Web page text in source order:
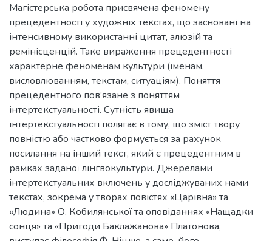
Магістерська робота присвячена феномену
прецедентності у художніх текстах, що засновані на
інтенсивному використанні цитат, алюзій та
ремінісценцій. Таке вираження прецедентності
характерне феноменам культури (іменам,
висловлюванням, текстам, ситуаціям). Поняття
прецедентного пов’язане з поняттям
інтертекстуальності. Сутність явища
інтертекстуальності полягає в тому, що зміст твору
повністю або частково формується за рахунок
посилання на інший текст, який є прецедентним в
рамках заданої лінгвокультури. Джерелами
інтертекстуальних включень у досліджуваних нами
текстах, зокрема у творах повістях «Царівна» та
«Людина» О. Кобилянської та оповіданнях «Нащадки
сонця» та «Пригоди Баклажанова» Платонова,